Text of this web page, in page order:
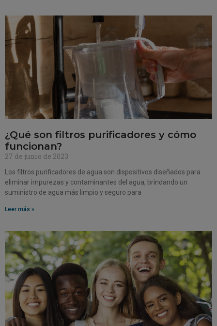
¿Qué son filtros purificadores y cómo
funcionan?
27 de junio de 2023
Los filtros purificadores de agua son dispositivos diseñados para
eliminar impurezas y contaminantes del agua, brindando un
suministro de agua más limpio y seguro para
Leer más »